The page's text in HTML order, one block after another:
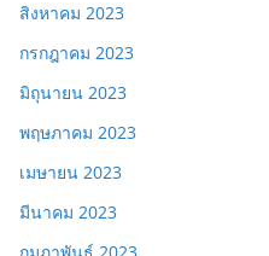
สิงหาคม 2023
กรกฎาคม 2023
มิถุนายน 2023
พฤษภาคม 2023
เมษายน 2023
มีนาคม 2023